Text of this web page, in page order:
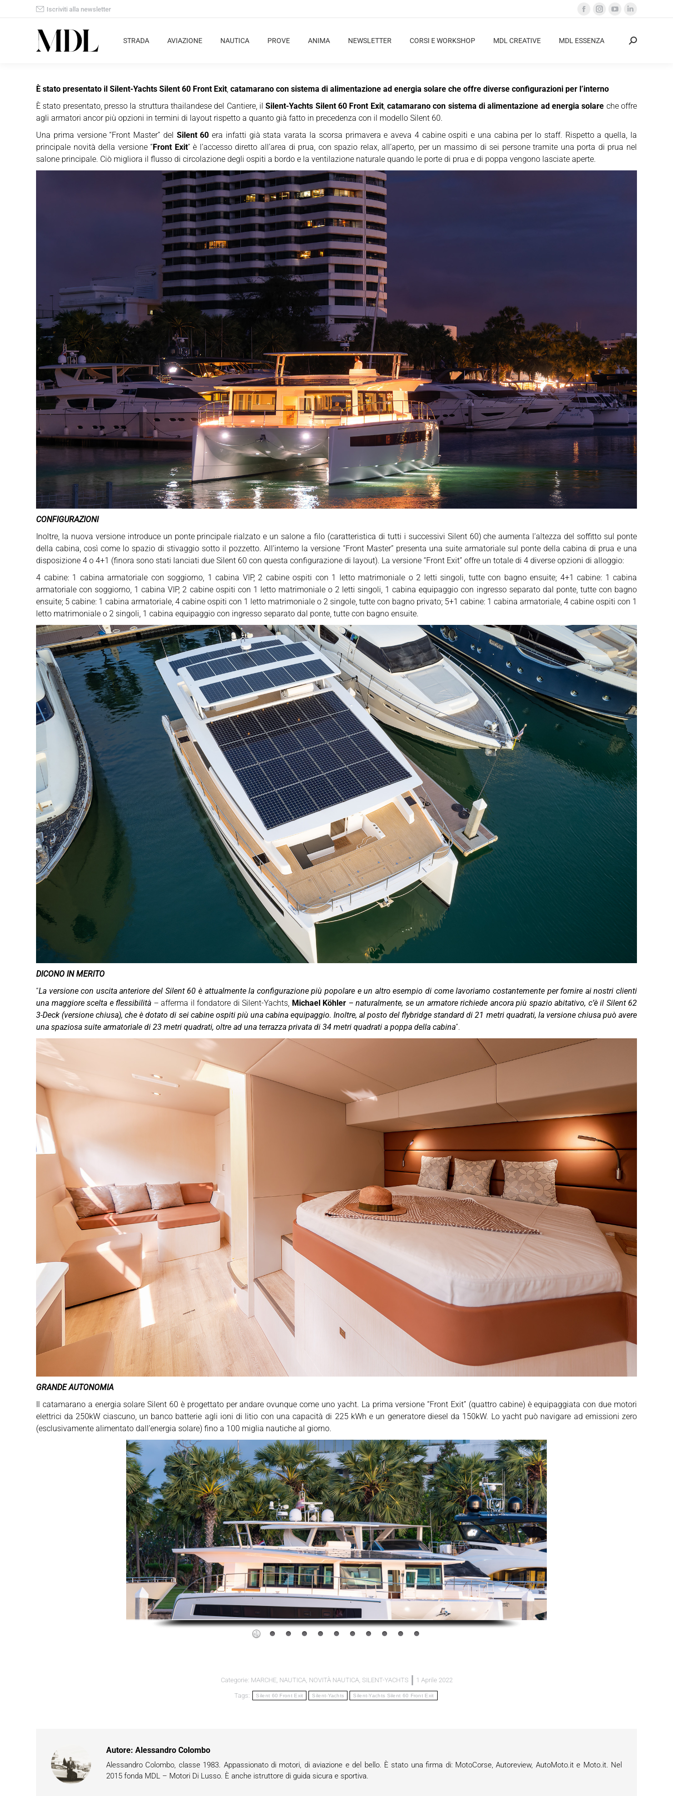
Iscriviti alla newsletter
Facebook
opens
Instagram
opens
YouTube
opens
Linkedin
opens
STRADA AVIAZIONE NAUTICA PROVE ANIMA NEWSLETTER CORSI E WORKSHOP MDL CREATIVE MDL ESSENZA Cerca:
È stato presentato il Silent-Yachts Silent 60 Front Exit, catamarano con sistema di alimentazione ad energia solare che offre diverse configurazioni per l’interno
È stato presentato, presso la struttura thailandese del Cantiere, ilSilent-Yachts Silent 60 Front Exit,catamarano con sistema di alimentazione ad energia solare che offre
agli armatori ancor più opzioni in termini di layout rispetto a quanto già fatto in precedenza con il modello Silent 60.
Una prima versione “Front Master” del Silent 60 era infatti già stata varata la scorsa primavera e aveva 4 cabine ospiti e una cabina per lo staff. Rispetto a quella, la
principale novità della versione “Front Exit” è l’accesso diretto all’area di prua, con spazio relax, all’aperto, per un massimo di sei persone tramite una porta di prua nel
salone principale. Ciò migliora il flusso di circolazione degli ospiti a bordo e la ventilazione naturale quando le porte di prua e di poppa vengono lasciate aperte.
CONFIGURAZIONI
Inoltre, la nuova versione introduce un ponte principale rialzato e un salone a filo (caratteristica di tutti i successivi Silent 60) che aumenta l’altezza del soffitto sul ponte
della cabina, così come lo spazio di stivaggio sotto il pozzetto. All’interno la versione “Front Master” presenta una suite armatoriale sul ponte della cabina di prua e una
disposizione 4 o 4+1 (finora sono stati lanciati due Silent 60 con questa configurazione di layout). La versione “Front Exit” offre un totale di 4 diverse opzioni di alloggio:
4 cabine: 1 cabina armatoriale con soggiorno, 1 cabina VIP, 2 cabine ospiti con 1 letto matrimoniale o 2 letti singoli, tutte con bagno ensuite; 4+1 cabine: 1 cabina
armatoriale con soggiorno, 1 cabina VIP, 2 cabine ospiti con 1 letto matrimoniale o 2 letti singoli, 1 cabina equipaggio con ingresso separato dal ponte, tutte con bagno
ensuite; 5 cabine: 1 cabina armatoriale, 4 cabine ospiti con 1 letto matrimoniale o 2 singole, tutte con bagno privato; 5+1 cabine: 1 cabina armatoriale, 4 cabine ospiti con 1
letto matrimoniale o 2 singoli, 1 cabina equipaggio con ingresso separato dal ponte, tutte con bagno ensuite.
DICONO IN MERITO
“La versione con uscita anteriore del Silent 60 è attualmente la configurazione più popolare e un altro esempio di come lavoriamo costantemente per fornire ai nostri clienti
una maggiore scelta e flessibilità – afferma il fondatore di Silent-Yachts, Michael Köhler – naturalmente, se un armatore richiede ancora più spazio abitativo, c’è il Silent 62
3-Deck (versione chiusa), che è dotato di sei cabine ospiti più una cabina equipaggio. Inoltre, al posto del flybridge standard di 21 metri quadrati, la versione chiusa può avere
una spaziosa suite armatoriale di 23 metri quadrati, oltre ad una terrazza privata di 34 metri quadrati a poppa della cabina”.
GRANDE AUTONOMIA
Il catamarano a energia solare Silent 60 è progettato per andare ovunque come uno yacht. La prima versione “Front Exit” (quattro cabine) è equipaggiata con due motori
elettrici da 250kW ciascuno, un banco batterie agli ioni di litio con una capacità di 225 kWh e un generatore diesel da 150kW. Lo yacht può navigare ad emissioni zero
(esclusivamente alimentato dall’energia solare) fino a 100 miglia nautiche al giorno.
Categorie: MARCHE, NAUTICA, NOVITÀ NAUTICA, SILENT-YACHTS 1 Aprile 2022
Tags: Silent 60 Front Exit Silent-Yachts Silent-Yachts Silent 60 Front Exit
Autore: Alessandro Colombo
Alessandro Colombo, classe 1983. Appassionato di motori, di aviazione e del bello. È stato una firma di: MotoCorse, Autoreview, AutoMoto.it e Moto.it. Nel
2015 fonda MDL – Motori Di Lusso. È anche istruttore di guida sicura e sportiva.